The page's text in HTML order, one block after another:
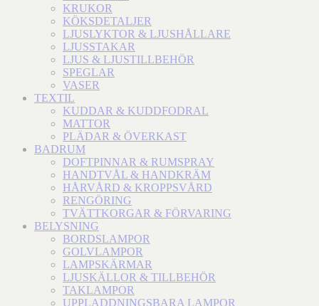
KRUKOR
KÖKSDETALJER
LJUSLYKTOR & LJUSHÅLLARE
LJUSSTAKAR
LJUS & LJUSTILLBEHÖR
SPEGLAR
VASER
TEXTIL
KUDDAR & KUDDFODRAL
MATTOR
PLÄDAR & ÖVERKAST
BADRUM
DOFTPINNAR & RUMSPRAY
HANDTVÅL & HANDKRÄM
HÅRVÅRD & KROPPSVÅRD
RENGÖRING
TVÄTTKORGAR & FÖRVARING
BELYSNING
BORDSLAMPOR
GOLVLAMPOR
LAMPSKÄRMAR
LJUSKÄLLOR & TILLBEHÖR
TAKLAMPOR
UPPLADDNINGSBARA LAMPOR